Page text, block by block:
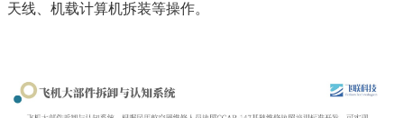
天线、机载计算机拆装等操作。